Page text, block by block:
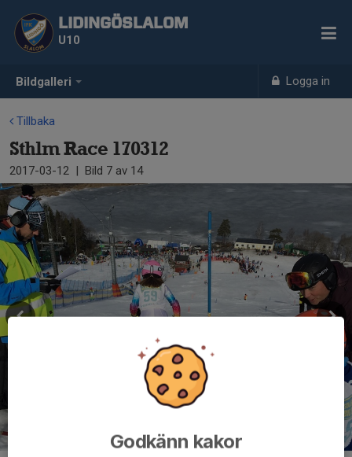
Bildgalleri Logga in
LIDINGÖSLALOM
U10
Tillbaka
Sthlm Race 170312
2017-03-12 | Bild 7 av 14
Godkänn kakor